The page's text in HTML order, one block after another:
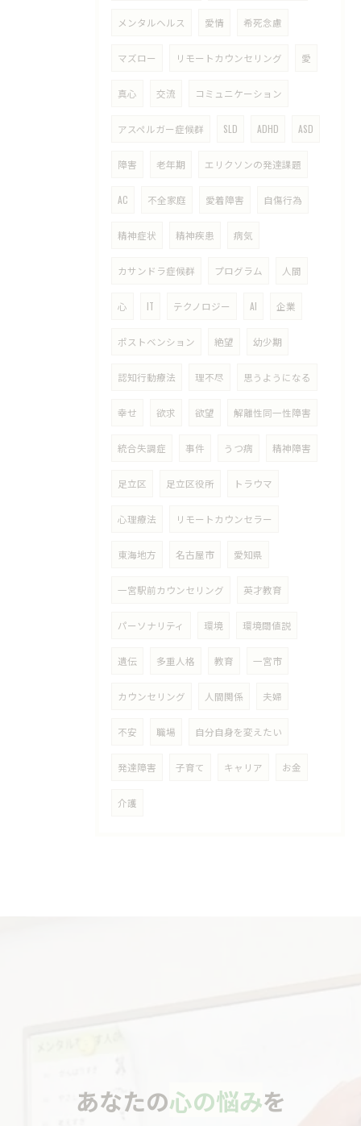
メンタルヘルス 愛情 希死念慮
マズロー リモートカウンセリング 愛
真心 交流 コミュニケーション
アスペルガー症候群 SLD ADHD ASD
障害 老年期 エリクソンの発達課題
AC 不全家庭 愛着障害 自傷行為
精神症状 精神疾患 病気
カサンドラ症候群 プログラム 人間
心 IT テクノロジー AI 企業
ポストベンション 絶望 幼少期
認知行動療法 理不尽 思うようになる
幸せ 欲求 欲望 解離性同一性障害
統合失調症 事件 うつ病 精神障害
足立区 足立区役所 トラウマ
心理療法 リモートカウンセラー
東海地方 名古屋市 愛知県
一宮駅前カウンセリング 英才教育
パーソナリティ 環境 環境閾値説
遺伝 多重人格 教育 一宮市
カウンセリング 人間関係 夫婦
不安 職場 自分自身を変えたい
発達障害 子育て キャリア お金
介護
あなたの心の悩みを